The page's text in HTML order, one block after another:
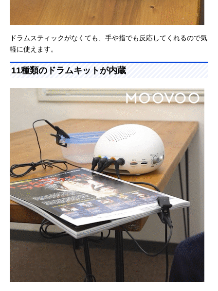
ドラムスティックがなくても、手や指でも反応してくれるので気
軽に使えます。
11種類のドラムキットが内蔵